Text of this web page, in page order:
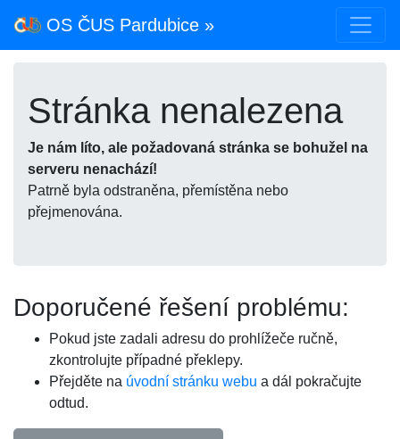
OS ČUS Pardubice »
Stránka nenalezena
Je nám líto, ale požadovaná stránka se bohužel na
serveru nenachází!
Patrně byla odstraněna, přemístěna nebo
přejmenována.
Doporučené řešení problému:
Pokud jste zadali adresu do prohlížeče ručně,
zkontrolujte případné překlepy.
Přejděte na úvodní stránku webu a dál pokračujte
odtud.